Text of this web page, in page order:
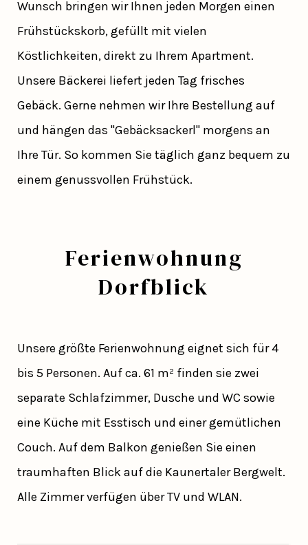
Wunsch bringen wir Ihnen jeden Morgen einen
Frühstückskorb, gefüllt mit vielen
Köstlichkeiten, direkt zu Ihrem Apartment.
Unsere Bäckerei liefert jeden Tag frisches
Gebäck. Gerne nehmen wir Ihre Bestellung auf
und hängen das "Gebäcksackerl" morgens an
Ihre Tür. So kommen Sie täglich ganz bequem zu
einem genussvollen Frühstück.
Ferienwohnung
Dorfblick
Unsere größte Ferienwohnung eignet sich für 4
bis 5 Personen. Auf ca. 61 m² finden sie zwei
separate Schlafzimmer, Dusche und WC sowie
eine Küche mit Esstisch und einer gemütlichen
Couch. Auf dem Balkon genießen Sie einen
traumhaften Blick auf die Kaunertaler Bergwelt.
Alle Zimmer verfügen über TV und WLAN.